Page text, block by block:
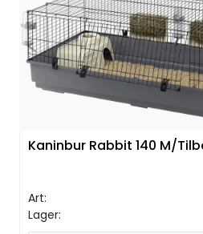
Kaninbur Rabbit 140 M/
Art:
Lager: